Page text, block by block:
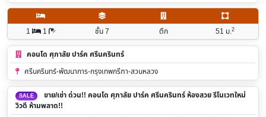
1 1 ชั้น 7 ตึก 51 ม.2
คอนโด ศุภาลัย ปาร์ค ศรีนครินทร์
ศรีนครินทร์-พัฒนาการ-กรุงเทพกรีฑา-สวนหลวง
SALE
ขาย/เช่า ด่วน!! คอนโด ศุภาลัย ปาร์ค ศรีนครินทร์ ห้องสวย รีโนเวทใหม่
วิวดี ห้ามพลาด!!